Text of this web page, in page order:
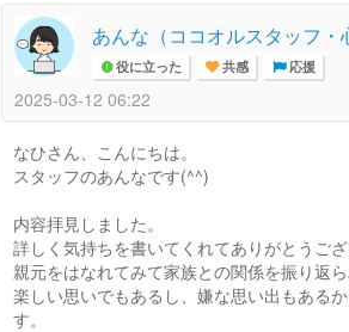
あんな（ココオルスタッフ・
役に立った 共感 応援
2025-03-12 06:22
なひさん、こんにちは。
スタッフのあんなです(^^)
内容拝見しました。
詳しく気持ちを書いてくれてありがとうござ
親元をはなれてみて家族との関係を振り返ら
楽しい思いでもあるし、嫌な思い出もある
す。